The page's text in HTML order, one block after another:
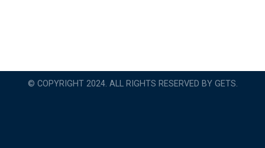
© COPYRIGHT 2024. ALL RIGHTS RESERVED BY GETS.